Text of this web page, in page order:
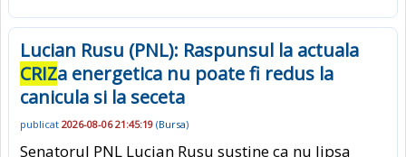
Lucian Rusu (PNL): Raspunsul la actuala
CRIZa energetica nu poate fi redus la
canicula si la seceta
publicat 2026-08-06 21:45:19 (Bursa)
Senatorul PNL Lucian Rusu sustine ca nu lipsa